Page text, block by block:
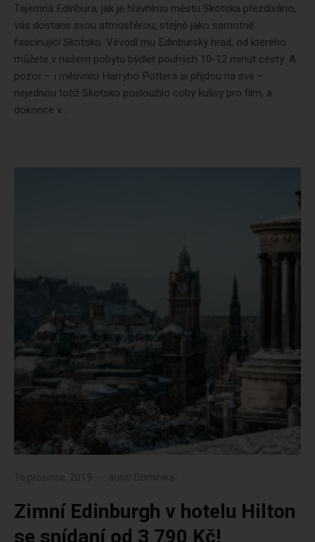
Tajemná Edinbura, jak je hlavnímu městu Skotska přezdíváno,
vás dostane svou atmosférou, stejně jako samotné
fascinující Skotsko. Vévodí mu Edinburský hrad, od kterého
můžete v našem pobytu bydlet pouhých 10-12 minut cesty. A
pozor – i milovníci Harryho Pottera si přijdou na své –
nejednou totiž Skotsko posloužilo coby kulisy pro film, a
dokonce v...
16 prosince, 2019 autor Dominika
Zimní Edinburgh v hotelu Hilton